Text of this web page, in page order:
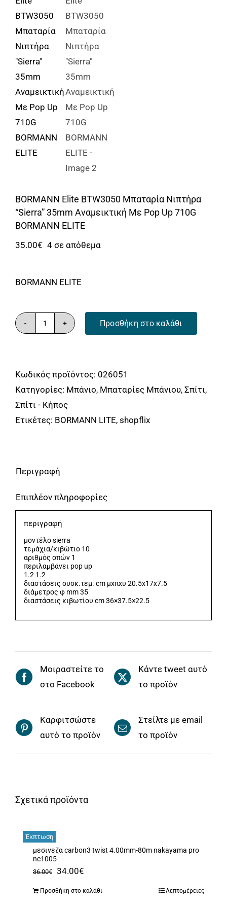
Περισσότερα
BORMANN Elite BTW3050 Μπαταρία Νιπτήρα
“Sierra” 35mm Αναμεικτική Με Pop Up 710G
BORMANN ELITE
35.00€ 4 σε απόθεμα
BORMANN ELITE
BORMANN
Μπαταρία
Νιπτήρα
"Sierra"
35mm
Pop
710G
BORMANN
ELITE
ποσότητα
Προσθήκη στο καλάθι
Κωδικός προϊόντος: 026051
Κατηγορίες: Μπάνιο, Μπαταρίες Μπάνιου, Σπίτι,
Σπίτι - Κήπος
Ετικέτες: BORMANN LITE, shopflix
Περιγραφή
Επιπλέον πληροφορίες
περιγραφή
μοντέλο sierra
τεμάχια/κιβώτιο 10
αριθμός οπών 1
περιλαμβάνει pop up
1.2 1.2
διαστάσεις συσκ.τεμ. cm μxπxυ 20.5x17x7.5
διάμετρος φ mm 35
διαστάσεις κιβωτίου cm 36×37.5×22.5
Μοιραστείτε το
στο Facebook
Κάντε tweet αυτό
το προϊόν
Καρφιτσώστε
αυτό το προϊόν
Στείλτε με email
το προϊόν
Σχετικά προϊόντα
Έκπτωση
μεσινεζα carbon3 twist 4.00mm-80m nakayama pro
nc1005
36.00€ Original
price
34.00€
τρέχουσα
Προσθήκη στο καλάθι Λεπτομέρειες